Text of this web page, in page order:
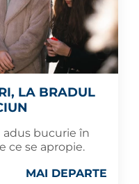
LA BRADUL
bucurie în
ce se apropie.
MAI DEPARTE